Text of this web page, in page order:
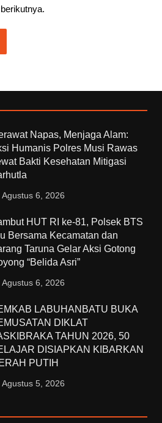
Napas, Menjaga Alam:
Humanis Polres Musi Rawas
Bakti Kesehatan Mitigasi
Agustus 6, 2026
HUT RI ke-81, Polsek BTS
Bersama Kecamatan dan
Taruna Gelar Aksi Gotong
“Belida Asri”
Agustus 6, 2026
LABUHANBATU BUKA
DIKLAT
TAHUN 2026, 50
DISIAPKAN KIBARKAN
PUTIH
Agustus 5, 2026